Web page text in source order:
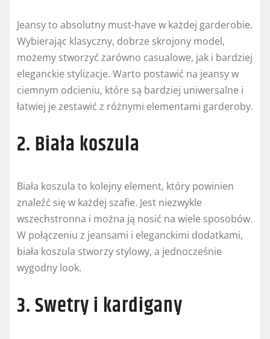
Jeansy to absolutny must-have w każdej garderobie.
Wybierając klasyczny, dobrze skrojony model,
możemy stworzyć zarówno casualowe, jak i bardziej
eleganckie stylizacje. Warto postawić na jeansy w
ciemnym odcieniu, które są bardziej uniwersalne i
łatwiej je zestawić z różnymi elementami garderoby.
2. Biała koszula
Biała koszula to kolejny element, który powinien
znaleźć się w każdej szafie. Jest niezwykle
wszechstronna i można ją nosić na wiele sposobów.
W połączeniu z jeansami i eleganckimi dodatkami,
biała koszula stworzy stylowy, a jednocześnie
wygodny look.
3. Swetry i kardigany